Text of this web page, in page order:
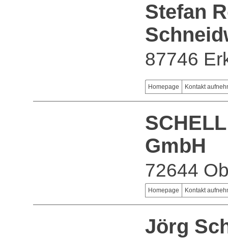
Stefan
87746
Homepage Kontakt
GmbH
72644
Homepage Kontakt
Jörg